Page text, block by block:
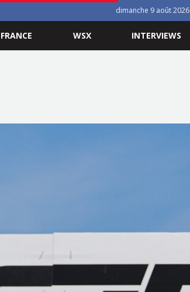
dimanche 9 août 2026
FRANCE WSX INTERVIEWS